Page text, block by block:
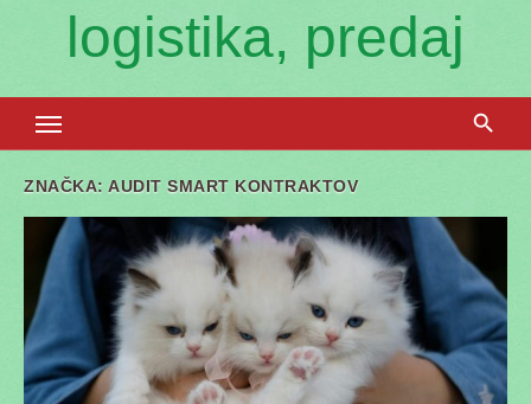
logistika, predaj
ZNAČKA: AUDIT SMART KONTRAKTOV